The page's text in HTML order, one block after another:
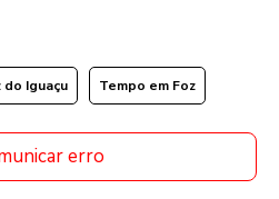
do Iguaçu Tempo em Foz
erro